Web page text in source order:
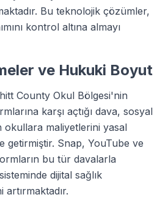
Bu teknolojik çözümler,
kontrol altına almayı
ve Hukuki Boyut
County Okul Bölgesi'nin
karşı açtığı dava, sosyal
okullara maliyetlerini yasal
getirmiştir. Snap, YouTube ve
bu tür davalarla
dijital sağlık